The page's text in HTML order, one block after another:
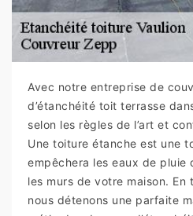
Avec notre entreprise de
d’étanchéité toit terrasse
selon les règles de l’art et
Une toiture étanche est une
empêchera les eaux de pluie
les murs de votre maison. En
nous détenons une parfaite